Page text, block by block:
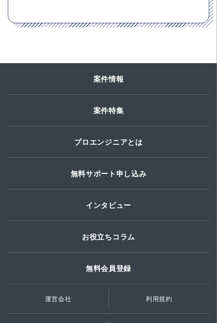
案件情報
案件特集
プロエンジニアとは
無料サポート申し込み
インタビュー
お役立ちコラム
無料会員登録
運営会社 利用規約